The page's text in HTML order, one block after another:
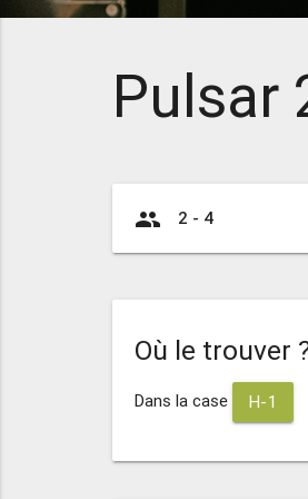
Pulsar
group 2 - 4
Où le trouver
Dans la case H-1